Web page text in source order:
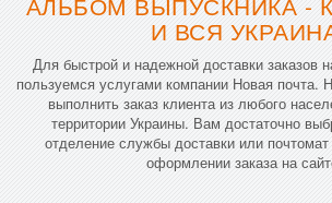
И ВСЯ
Для быстрой и надежной доставки заказов
пользуемся услугами компании Новая почта.
выполнить заказ клиента из любого
территории Украины. Вам достаточно
отделение службы доставки или
оформлении заказа на